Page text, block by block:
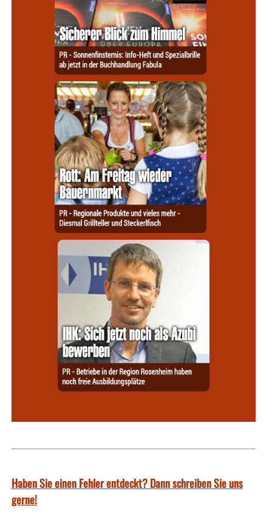
Haben Sie einen Fehler entdeckt? Dann schreiben Sie uns
gerne!